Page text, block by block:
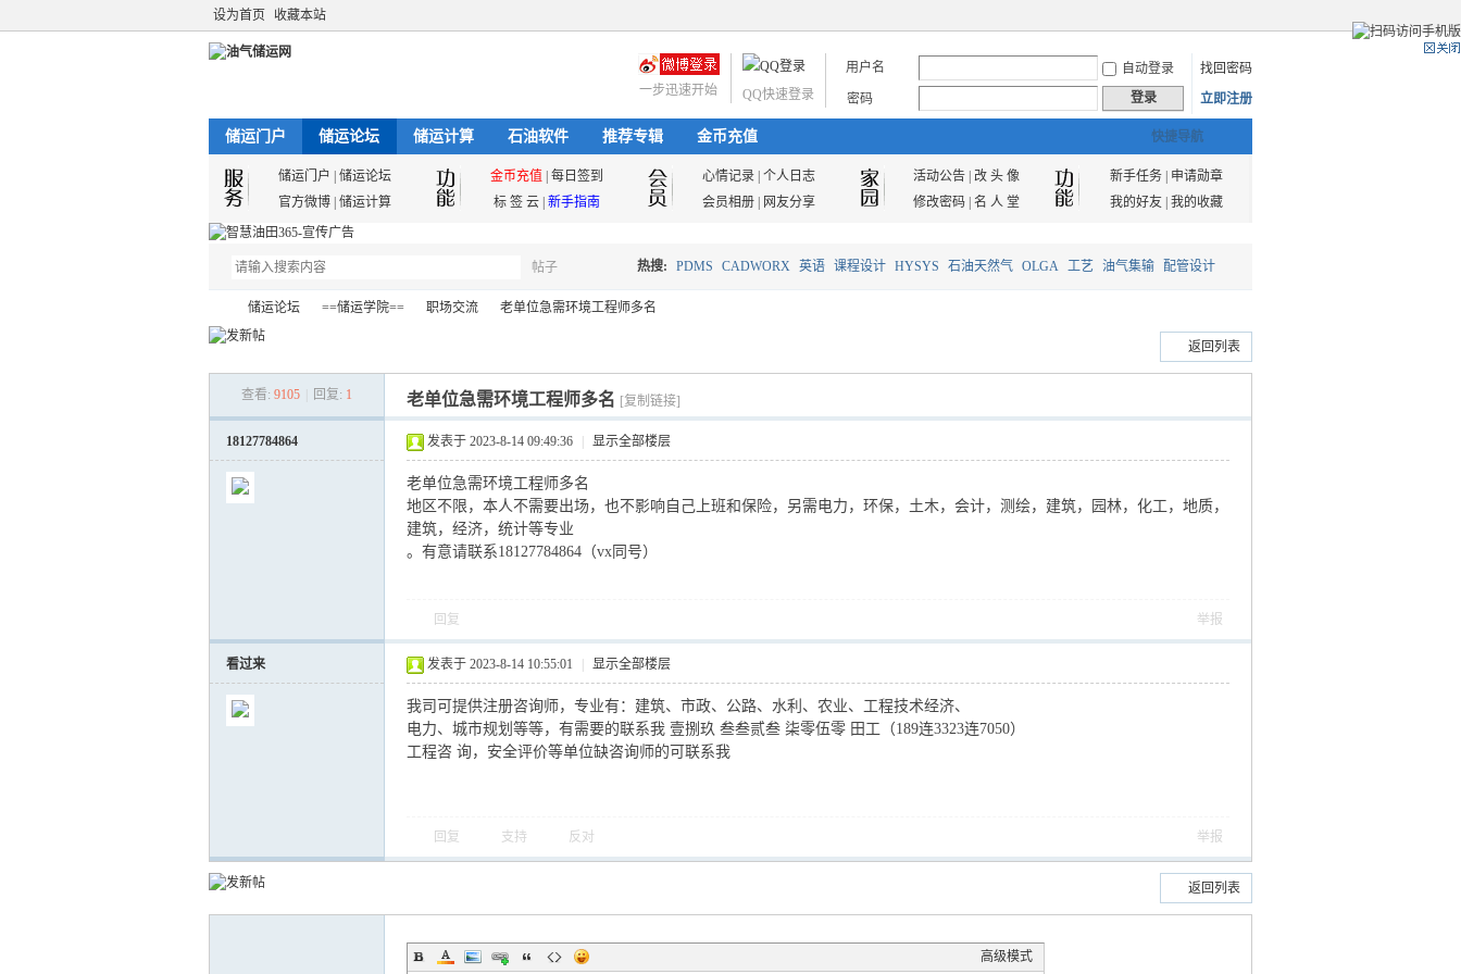
设为首页 收藏本站
用户名 自动登录
找回密码
密码
登录 立即注册
QQ快速登录
一步迅速开始
快捷导航
储运门户 储运论坛 储运计算 石油软件 推荐专辑 金币充值
储运门户 储运论坛 金币充值 每日签到 心情记录 个人日志 活动公告| 改 头 像 新手任务|
申请勋章
官方微博 储运计算 标 签 云 新手指南 会员相册 网友分享 修改密码| 名 人 堂 我的好友| 我的收藏
帖子
搜
索
热搜: PDMS CADWORX 英语 课程设计 HYSYS 石油天然气 OLGA 工艺 油气集输 配管设计
油气储运
储运论坛 ==储运学院==
›
职场交流
›
老单位急需环境工程师多名
返回列表
查看: 9105 回复: 1 老单位急需环境工程师多名 [复制链接]
18127784864 发表于 2023-8-14 09:49:36 显示全部楼层
老单位急需环境工程师多名
地区不限，本人不需要出场，也不影响自己上班和保险，另需电力，环保，土木，会计，测绘，建筑，园林，化工，地质，
建筑，经济，统计等专业
。有意请联系18127784864（vx同号）
回复 举报
看过来 发表于 2023-8-14 10:55:01 显示全部楼层
我司可提供注册咨询师，专业有：建筑、市政、公路、水利、农业、工程技术经济、
电力、城市规划等等，有需要的联系我 壹捌玖 叁叁贰叁 柒零伍零 田工（189连3323连7050）
工程咨 询，安全评价等单位缺咨询师的可联系我
回复 支持 反对 举报
返回列表
高级模式